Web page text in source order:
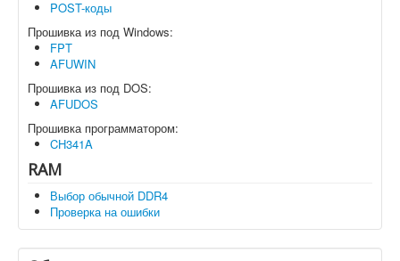
POST-коды
Прошивка из под Windows:
FPT
AFUWIN
Прошивка из под DOS:
AFUDOS
Прошивка программатором:
CH341A
RAM
Выбор обычной DDR4
Проверка на ошибки